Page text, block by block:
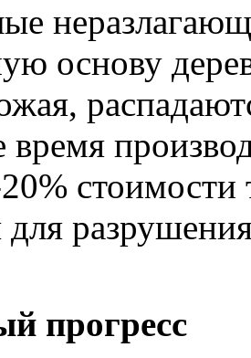
основу
время
прогресс